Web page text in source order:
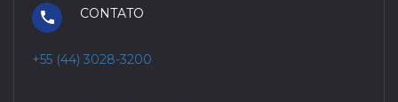
CONTATO
+55 (44) 3028-3200